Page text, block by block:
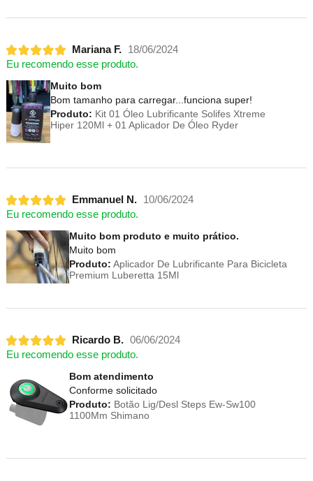
Mariana F.
18/06/2024
Eu recomendo esse produto.
Muito bom
Bom tamanho para carregar...funciona super!
Produto: Kit 01 Óleo Lubrificante Solifes Xtreme
Hiper 120Ml + 01 Aplicador De Óleo Ryder
Emmanuel N.
10/06/2024
Eu recomendo esse produto.
Muito bom produto e muito prático.
Muito bom
Produto: Aplicador De Lubrificante Para Bicicleta
Premium Luberetta 15Ml
Ricardo B. 06/06/2024
Eu recomendo esse produto.
Bom atendimento
Conforme solicitado
Produto: Botão Lig/Desl Steps Ew-Sw100
1100Mm Shimano